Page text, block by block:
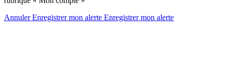
AnnulerEnregistrer mon alerte Enregistrermon alerte